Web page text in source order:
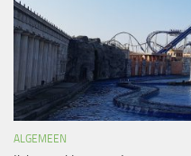
ALGEMEEN